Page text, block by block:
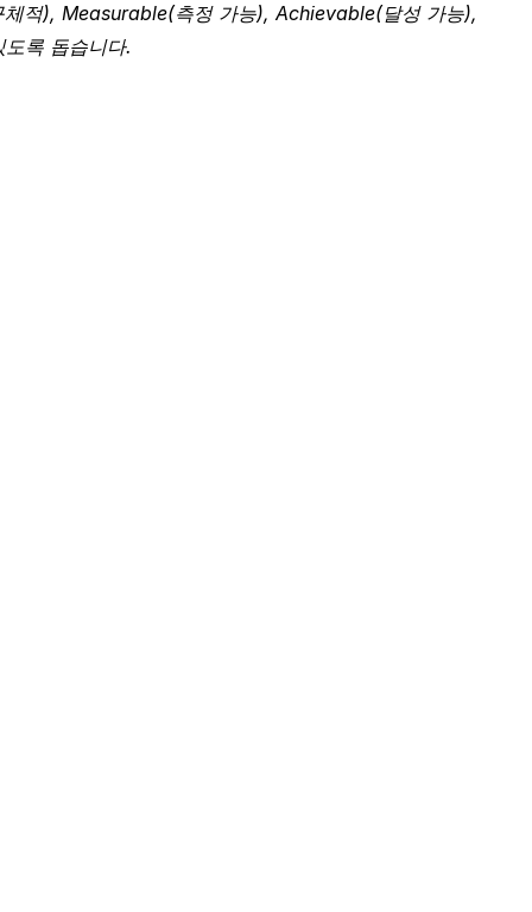
적), Measurable(측정 가능), Achievable(달성 가능),
록 돕습니다.